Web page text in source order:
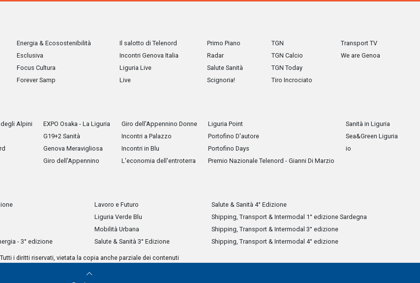
Energia & Ecosostenibilità
Esclusiva
Focus Cultura
Forever Samp
Il salotto di Telenord
Incontri Genova Italia
Liguria Live
Live
Primo Piano
Radar
Salute Sanità
Scignoria!
TGN
TGN Calcio
TGN Today
Tiro Incrociato
Transport TV
We are Genoa
degli Alpini
EXPO Osaka - La Liguria
G19+2 Sanità
Genova Meravigliosa
Giro dell'Appennino
Giro dell'Appennino Donne
Incontri a Palazzo
Incontri in Blu
L'economia dell'entroterra
Liguria Point
Portofino D'autore
Portofino Days
Premio Nazionale Telenord - Gianni Di Marzio
Sanità in Liguria
Sea&Green Liguria
io
- 3° edizione
Lavoro e Futuro
Liguria Verde Blu
Mobilità Urbana
Salute & Sanità 3° Edizione
Salute & Sanità 4° Edizione
Shipping, Transport & Intermodal 1° edizione Sardegna
Shipping, Transport & Intermodal 3° edizione
Shipping, Transport & Intermodal 4° edizione
Tutti i diritti riservati, vietata la copia anche parziale dei contenuti